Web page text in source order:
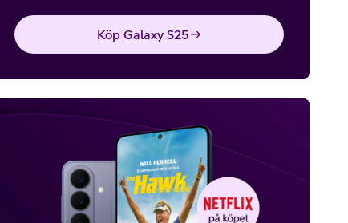
Köp Galaxy S25